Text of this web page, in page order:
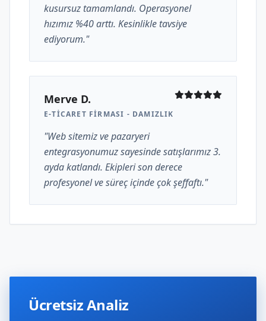
kusursuz tamamlandı. Operasyonel
hızımız %40 arttı. Kesinlikle tavsiye
ediyorum."
Merve D.
E-TICARET FIRMASI - DAMIZLIK
"Web sitemiz ve pazaryeri
entegrasyonumuz sayesinde satışlarımız 3.
ayda katlandı. Ekipleri son derece
profesyonel ve süreç içinde çok şeffaftı."
Ücretsiz Analiz